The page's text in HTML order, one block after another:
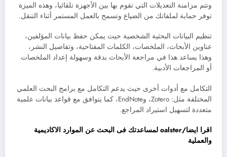
وتتم مزامنة التعديلات التي تقوم بها بين الأجهزة تلقائيا، وهذه الميزة
توفر حماية لملفاتك من الضياع وتسمح بالعمل المستمر أثناء التنقل.
تنظيم البيانات البحثية الشخصية حيث يمكن حفظ بيانات المؤلفين،
عناوين الأبحاث، الملخصات، الكلمات المفتاحية، وتفاصيل النشر،
وهذا يساعد هذا في مراجعة الأبحاث بدقة وسهولة إعداد الملخصات
أو المراجعات الأدبية.
التكامل مع أدوات أخرى حيث يدعم التكامل مع برامج البحث العلمي
المختلفة مثل: Zotero، وEndNote، كما يتوافق مع قواعد بيانات علمية
متعددة لتسهيل استيراد المراجع.
اقرا ايضا/oalster لمساعدتك فى البحث عن الموارد الاكاديمية
والعملية